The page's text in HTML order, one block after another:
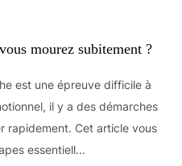
mourez subitement ?
est une épreuve difficile à
il y a des démarches
rapidement. Cet article vous
essentiell...